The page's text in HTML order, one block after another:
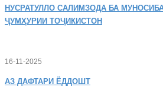
НУСРАТУЛЛО САЛИМЗОДА БА
ҶУМҲУРИИ ТОҶИКИСТОН
16-11-2025
АЗ ДАФТАРИ ЁДДОШТ